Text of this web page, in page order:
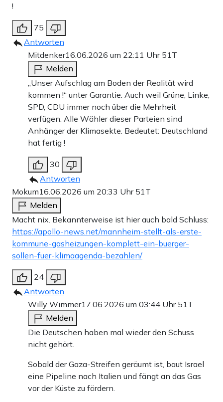
!
75
Antworten
Mitdenker16.06.2026 um 22:11 Uhr 51T
Melden
„Unser Aufschlag am Boden der Realität wird
kommen !“ unter Garantie. Auch weil Grüne, Linke,
SPD, CDU immer noch über die Mehrheit
verfügen. Alle Wähler dieser Parteien sind
Anhänger der Klimasekte. Bedeutet: Deutschland
hat fertig !
30
Antworten
Mokum16.06.2026 um 20:33 Uhr 51T
Melden
Macht nix. Bekannterweise ist hier auch bald Schluss:
https://apollo-news.net/mannheim-stellt-als-erste-
kommune-gasheizungen-komplett-ein-buerger-
sollen-fuer-klimaagenda-bezahlen/
24
Antworten
Willy Wimmer17.06.2026 um 03:44 Uhr 51T
Melden
Die Deutschen haben mal wieder den Schuss
nicht gehört.
Sobald der Gaza-Streifen geräumt ist, baut Israel
eine Pipeline nach Italien und fängt an das Gas
vor der Küste zu fördern.